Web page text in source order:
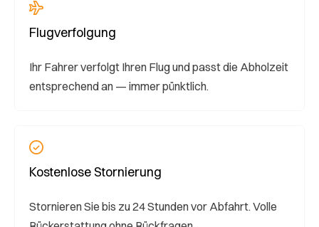
Flugverfolgung
Ihr Fahrer verfolgt Ihren Flug und passt die Abholzeit
entsprechend an — immer pünktlich.
Kostenlose Stornierung
Stornieren Sie bis zu 24 Stunden vor Abfahrt. Volle